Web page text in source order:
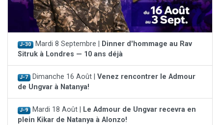
J-30 Mardi 8 Septembre | Dinner d'hommage au Rav
Sitruk à Londres — 10 ans déjà
J-7 Dimanche 16 Août | Venez rencontrer le Admour
de Ungvar à Natanya!
J-9 Mardi 18 Août | Le Admour de Ungvar recevra en
plein Kikar de Natanya à Alonzo!